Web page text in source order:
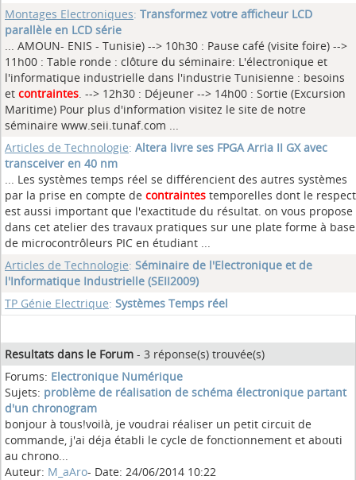
Montages Electroniques: Transformez votre afficheur LCD
parallèle en LCD série
... AMOUN- ENIS - Tunisie) --> 10h30 : Pause café (visite foire) -->
11h00 : Table ronde : clôture du séminaire: L'électronique et
l'informatique industrielle dans l'industrie Tunisienne : besoins
et contraintes. --> 12h30 : Déjeuner --> 14h00 : Sortie (Excursion
Maritime) Pour plus d'information visitez le site de notre
séminaire www.seii.tunaf.com ...
Articles de Technologie: Altera livre ses FPGA Arria II GX avec
transceiver en 40 nm
... Les systèmes temps réel se différencient des autres systèmes
par la prise en compte de contraintes temporelles dont le respect
est aussi important que l'exactitude du résultat. on vous propose
dans cet atelier des travaux pratiques sur une plate forme à base
de microcontrôleurs PIC en étudiant ...
Articles de Technologie: Séminaire de l'Electronique et de
l'Informatique Industrielle (SEII2009)
TP Génie Electrique: Systèmes Temps réel
Resultats dans le Forum - 3 réponse(s) trouvée(s)
Forums: Electronique Numérique
Sujets: problème de réalisation de schéma électronique partant
d'un chronogram
bonjour à tous!voilà, je voudrai réaliser un petit circuit de
commande, j'ai déja établi le cycle de fonctionnement et abouti
au chrono...
Auteur: M_aAro- Date: 24/06/2014 10:22